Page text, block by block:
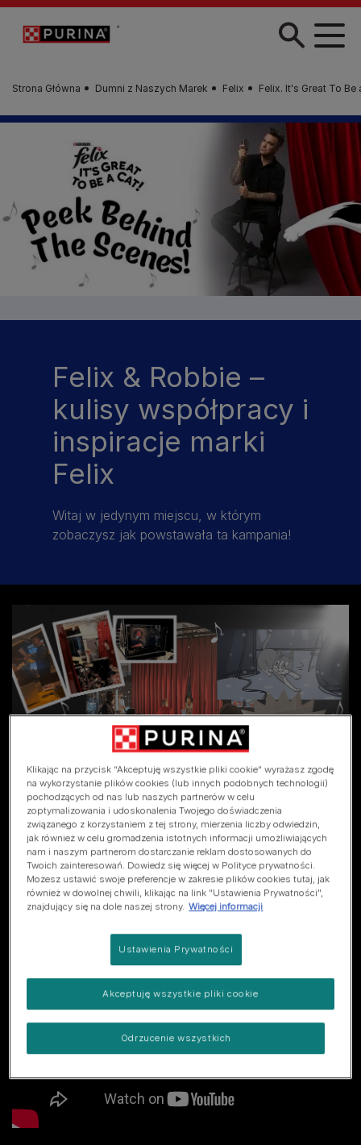
Przejdź do treści
Strona Główna Dumni z Naszych Marek Felix Felix. It's Great To Be
Felix & Robbie –
kulisy współpracy i
inspiracje marki
Felix
Witaj w jedynym miejscu, w którym
zobaczysz jak powstawała ta kampania!
Zobacz niepublikowane dotąd materiały z powstawania
współpracy Robbiego i Felixa!
Klikając na przycisk “Akceptuję wszystkie pliki cookie” wyrażasz zgodę
na wykorzystanie plików cookies (lub innych podobnych technologii)
pochodzących od nas lub naszych partnerów w celu
zoptymalizowania i udoskonalenia Twojego doświadczenia
związanego z korzystaniem z tej strony, mierzenia liczby odwiedzin,
jak również w celu gromadzenia istotnych informacji umożliwiających
nam i naszym partnerom dostarczanie reklam dostosowanych do
Twoich zainteresowań. Dowiedz się więcej w Polityce prywatności.
Możesz ustawić swoje preferencje w zakresie plików cookies tutaj, jak
również w dowolnej chwili, klikając na link "Ustawienia Prywatności",
znajdujący się na dole naszej strony. Więcej informacji
Ustawienia Prywatności
Odrzucenie wszystkich
Akceptuję wszystkie pliki cookie